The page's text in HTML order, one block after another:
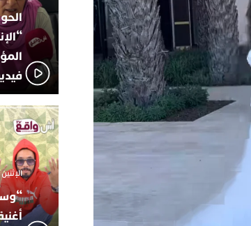
الإثنين 6 أكتوبر 2025 - 17:31